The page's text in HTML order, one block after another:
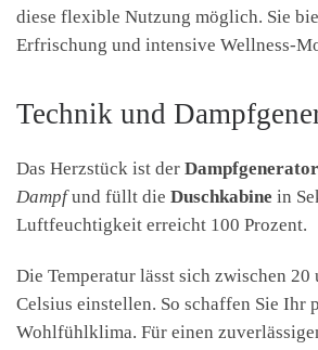
diese flexible Nutzung möglich. Sie
Erfrischung und intensive Wellness-
Technik und
Das Herzstück ist der Dampfgenerator
Dampfund füllt die Duschkabine in
Luftfeuchtigkeit erreicht 100 Prozent.
Die Temperatur lässt sich zwischen 20
Celsius einstellen. So schaffen Sie Ihr
Wohlfühlklima. Für einen